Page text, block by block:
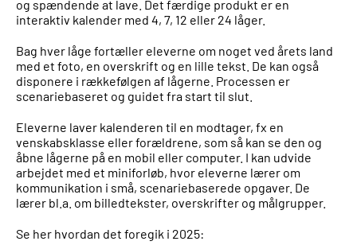
og spændende at lave. Det færdige produkt er en
interaktiv kalender med 4, 7, 12 eller 24 låger.
Bag hver låge fortæller eleverne om noget ved årets land
med et foto, en overskrift og en lille tekst. De kan også
disponere i rækkefølgen af lågerne. Processen er
scenariebaseret og guidet fra start til slut.
Eleverne laver kalenderen til en modtager, fx en
venskabsklasse eller forældrene, som så kan se den og
åbne lågerne på en mobil eller computer. I kan udvide
arbejdet med et miniforløb, hvor eleverne lærer om
kommunikation i små, scenariebaserede opgaver. De
lærer bl.a. om billedtekster, overskrifter og målgrupper.
Se her hvordan det foregik i 2025: